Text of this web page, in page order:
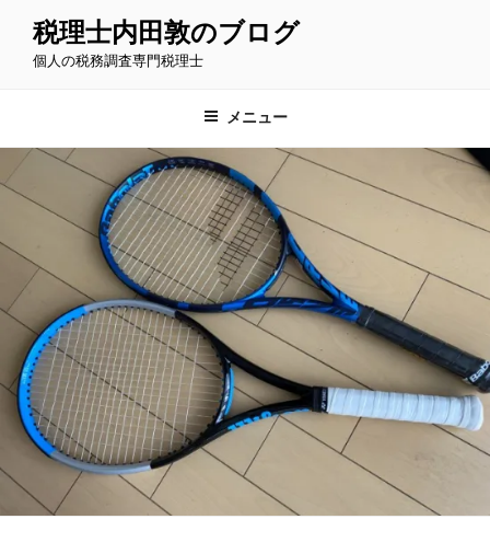
キ
プ
税理士内田敦のブログ
個人の税務調査専門税理士
メニュー